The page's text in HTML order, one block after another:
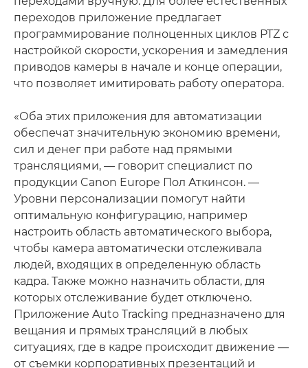
переходов приложение предлагает
программирование полноценных циклов PTZ с
настройкой скорости, ускорения и замедления
приводов камеры в начале и конце операции,
что позволяет имитировать работу оператора.
«Оба этих приложения для автоматизации
обеспечат значительную экономию времени,
сил и денег при работе над прямыми
трансляциями, — говорит специалист по
продукции Canon Europe Пол Аткинсон. —
Уровни персонализации помогут найти
оптимальную конфигурацию, например
настроить область автоматического выбора,
чтобы камера автоматически отслеживала
людей, входящих в определенную область
кадра. Также можно назначить области, для
которых отслеживание будет отключено.
Приложение Auto Tracking предназначено для
вещания и прямых трансляций в любых
ситуациях, где в кадре происходит движение —
от съемки корпоративных презентаций и